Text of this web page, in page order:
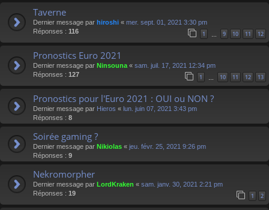
Taverne
Dernier message par hiroshi « mer. sept. 01, 2021 3:30 pm
Réponses : 116 1 9 10 11 12
Pronostics Euro 2021
Dernier message par Ninsouna « sam. juil. 17, 2021 12:34 pm
Réponses : 127 1 10 11 12 13
Pronostics pour l'Euro 2021 : OUI ou NON ?
Dernier message par Hieros « lun. juin 07, 2021 3:43 pm
Réponses : 8
Soirée gaming ?
Dernier message par Nikiolas « jeu. févr. 25, 2021 9:26 pm
Réponses : 9
Nekromorpher
Dernier message par LordKraken « sam. janv. 30, 2021 2:21 pm
Réponses : 19 1 2